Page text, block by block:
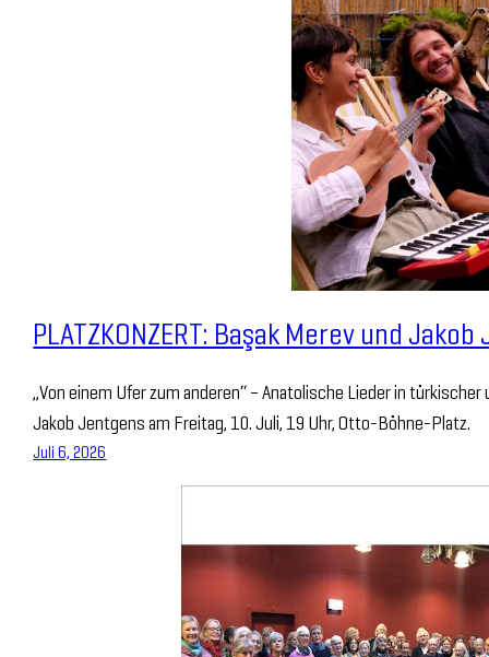
PLATZKONZERT: Başak Merev und
„Von einem Ufer zum anderen“ – Anatolische Lieder in
Jakob Jentgens am Freitag, 10. Juli, 19 Uhr, Otto-Böhne-Platz.
Juli 6, 2026